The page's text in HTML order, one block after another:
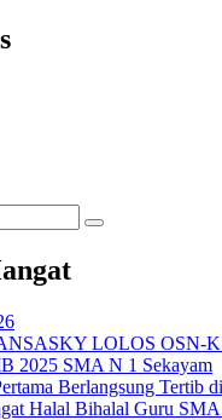
LOLOS OSN-
2025 SMA N 1 Sekayam
Berlangsung Tertib
Halal Bihalal Guru